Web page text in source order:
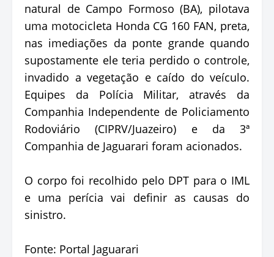
natural de Campo Formoso (BA), pilotava
uma motocicleta Honda CG 160 FAN, preta,
nas imediações da ponte grande quando
supostamente ele teria perdido o controle,
invadido a vegetação e caído do veículo.
Equipes da Polícia Militar, através da
Companhia Independente de Policiamento
Rodoviário (CIPRV/Juazeiro) e da 3ª
Companhia de Jaguarari foram acionados.
O corpo foi recolhido pelo DPT para o IML
e uma perícia vai definir as causas do
sinistro.
Fonte: Portal Jaguarari